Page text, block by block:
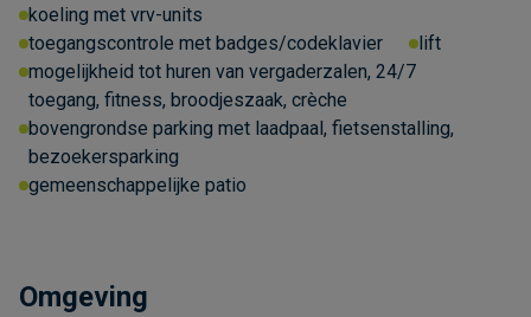
koeling met vrv-units
toegangscontrole met badges/codeklavier
lift
mogelijkheid tot huren van vergaderzalen, 24/7
toegang, fitness, broodjeszaak, crèche
bovengrondse parking met laadpaal, fietsenstalling,
bezoekersparking
gemeenschappelijke patio
Omgeving